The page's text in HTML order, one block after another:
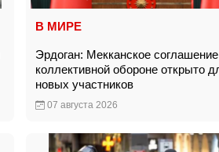
В МИРЕ
Эрдоган: Мекканское
коллективной обороне открыто
новых участников
07 августа 2026